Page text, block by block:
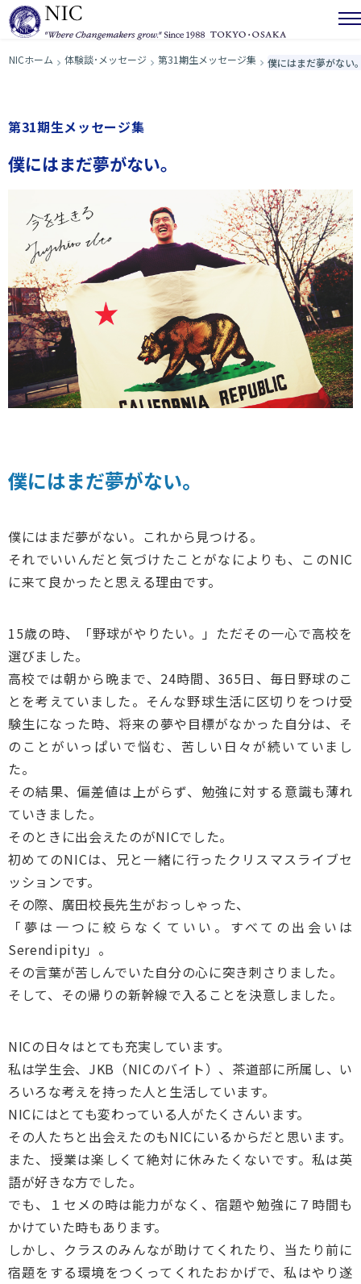
NICホーム 体験談･メッセージ 第31期生メッセージ集 僕にはまだ夢がない
第31期生メッセージ集
僕にはまだ夢がない。
僕にはまだ夢がない。
僕にはまだ夢がない。これから見つける。
それでいいんだと気づけたことがなによりも、このNIC
に来て良かったと思える理由です。
15歳の時、「野球がやりたい。」ただその一心で高校を
選びました。
高校では朝から晩まで、24時間、365日、毎日野球のこ
とを考えていました。そんな野球生活に区切りをつけ受
験生になった時、将来の夢や目標がなかった自分は、そ
のことがいっぱいで悩む、苦しい日々が続いていまし
た。
その結果、偏差値は上がらず、勉強に対する意識も薄れ
ていきました。
そのときに出会えたのがNICでした。
初めてのNICは、兄と一緒に行ったクリスマスライブセ
ッションです。
その際、廣田校長先生がおっしゃった、
「夢は一つに絞らなくていい。すべての出会いは
Serendipity」。
その言葉が苦しんでいた自分の心に突き刺さりました。
そして、その帰りの新幹線で入ることを決意しました。
NICの日々はとても充実しています。
私は学生会、JKB（NICのバイト）、茶道部に所属し、い
ろいろな考えを持った人と生活しています。
NICにはとても変わっている人がたくさんいます。
その人たちと出会えたのもNICにいるからだと思います。
また、授業は楽しくて絶対に休みたくないです。私は英
語が好きな方でした。
でも、１セメの時は能力がなく、宿題や勉強に７時間も
かけていた時もあります。
しかし、クラスのみんなが助けてくれたり、当たり前に
宿題をする環境をつくってくれたおかげで、私はやり遂